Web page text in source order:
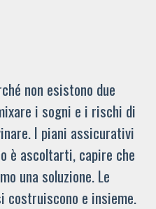
non esistono due
i sogni e i rischi di
I piani assicurativi
è ascoltarti, capire che
una soluzione. Le
costruiscono e insieme.